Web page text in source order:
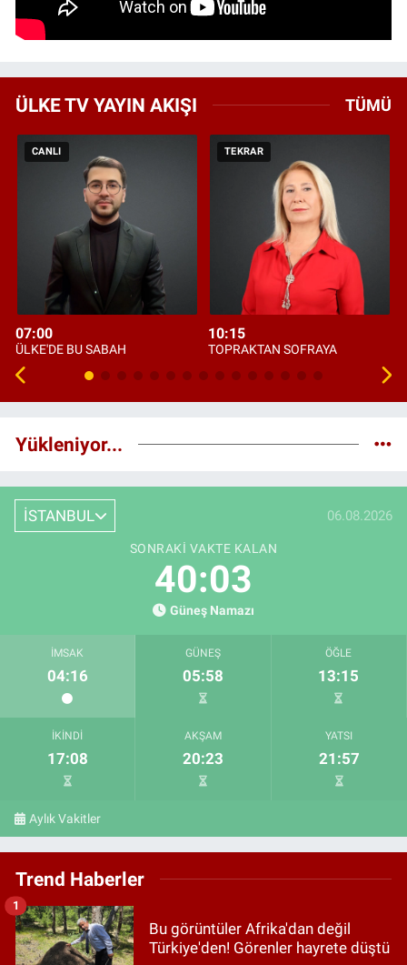
ÜLKE TV YAYIN AKIŞI TÜMÜ
CANLI
07:00
ÜLKE'DE BU SABAH
TEKRAR
10:15
TOPRAKTAN SOFRAYA
Yükleniyor...
İSTANBUL 06.08.2026
SONRAKI VAKTE KALAN
40:02
Güneş Namazı
İMSAK
04:16
GÜNEŞ
05:58
ÖĞLE
13:15
İKINDI
17:08
AKŞAM
20:23
YATSI
21:57
Aylık Vakitler
Trend Haberler
Bu görüntüler Afrika'dan değil
Türkiye'den! Görenler hayrete düştü
1